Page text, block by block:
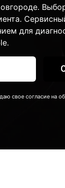
для
свое согласие на